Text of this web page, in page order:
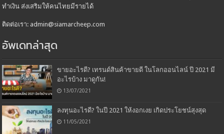
ทำเงิน ส่งเสริมให้คนไทยมีรายได้
ติดต่อเรา: admin@siamarcheep.com
อัพเดทล่าสุด
ขายอะไรดี? เทรนด์สินค้าขายดี ในโลกออนไลน์ ปี 2021 มี
อะไรบ้าง มาดูกัน!
13/07/2021
ลงทุนอะไรดี? ในปี 2021 ให้งอกเงย เกิดประโยชน์สุงสุด
11/05/2021